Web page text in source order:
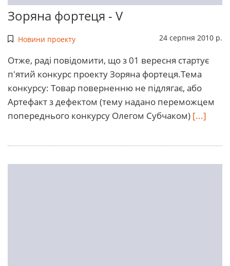
Зоряна фортеця - V
Новини проекту 24 серпня 2010 р.
Отже, раді повідомити, що з 01 вересня стартує
п'ятий конкурс проекту Зоряна фортеця.Тема
конкурсу: Товар поверненню не підлягає, або
Артефакт з дефектом (тему надано переможцем
попереднього конкурсу Олегом Субчаком) [...]